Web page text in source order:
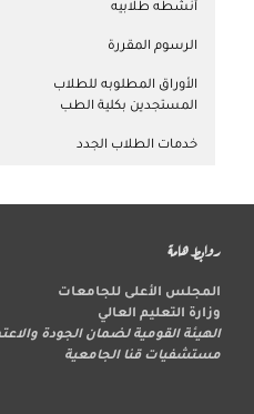
أنشطه طلابيه
الرسوم المقررة
الأوراق المطلوبه للطلاب
المستجدين بكلية الطب
خدمات الطلاب الجدد
روابط هامة
المجلس الأعلى للجامعات
وزارة التعليم العالي
الهيئة القومية لضمان الجودة
مستشفيات قنا الجامعية